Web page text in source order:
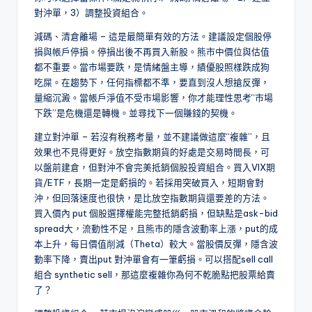
對沖單，3）調整投資組合。
減碼、清倉離場 – 這是最簡單有效的方法。建議設定個股停
損與帳戶停損。停損出後不再買入新股。熊市中價位與估值
都不重要。當市場要跌，是情緒盤主導，績優股照樣跌成狗
吃屎。在趨勢下，任何指標都不準，要直到沒人想搶反彈，
量縮沉澱。當帳戶淨值不受市場影響，你才能理性思考“市場
下跌”是危機還是轉機。並尋找下一個賺錢的契機。
建立對沖單 – 若沒有稅務考量，並不建議做這麼“複雜”，且
效果也不見得更好。放空指數期貨的好處是交易時間長，可
以盤前建倉，但對沖不會完美抵銷個股投資組合。買入VIX期
貨/ETF，長期一定是虧損的。若採用突破買入，短期會對
沖，但回落速度也很快，是比放空指數期貨還要差的方法。
買入價內 put 個股選擇權能完整抵銷虧損，但缺點是ask-bid
spread大，流動性不足，且熊市的隱含波動率上漲，put的成
本上升，每日價值削減（Theta）較大。當股價反彈，隱含波
動率下降，賣出put 對沖單會有一筆虧損。可以搭配sell call
組合 synthetic sell，那這麼複雜你為何不乾脆點把股票給賣
了？